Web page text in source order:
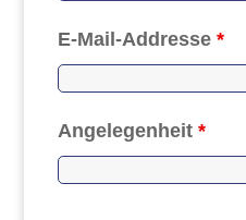
E-Mail-Addresse *
Angelegenheit *